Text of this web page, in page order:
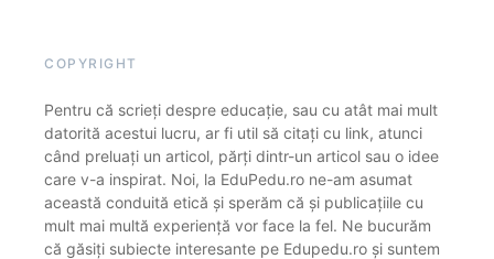
COPYRIGHT
Pentru că scrieți despre educație, sau cu atât mai mult
datorită acestui lucru, ar fi util să citați cu link, atunci
când preluați un articol, părți dintr-un articol sau o idee
care v-a inspirat. Noi, la EduPedu.ro ne-am asumat
această conduită etică și sperăm că și publicațiile cu
mult mai multă experiență vor face la fel. Ne bucurăm
că găsiți subiecte interesante pe Edupedu.ro și suntem